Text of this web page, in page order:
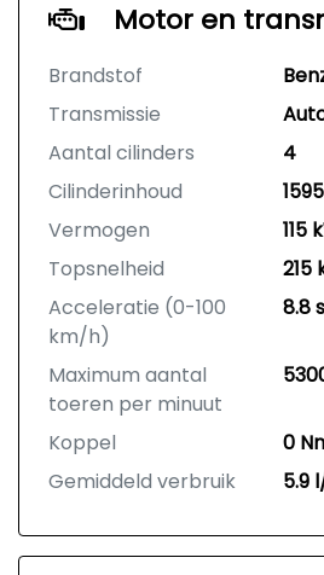
Motor en
Brandstof
Transmissie
Aantal cilinders
4
Cilinderinhoud
Vermogen
115
Topsnelheid
215
Acceleratie (0-100
km/h)
8.8
Maximum aantal
toeren per minuut
Koppel
0
Gemiddeld verbruik
5.9